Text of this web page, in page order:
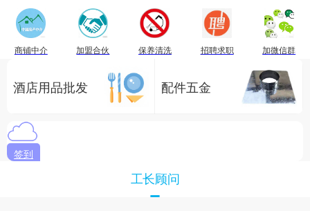
商铺中介 加盟合伙 保养清洗 招聘求职 加微信群
酒店用品批发 配件五金
签到
工长顾问